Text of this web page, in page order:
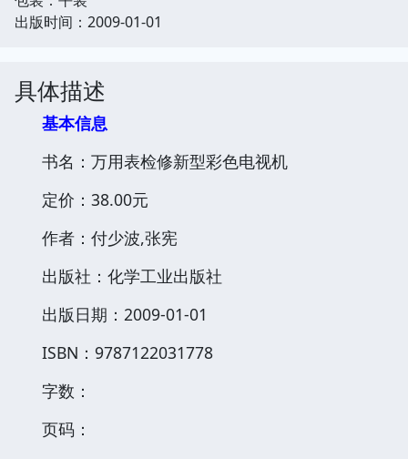
出版时间：2009-01-01
具体描述
基本信息
书名：万用表检修新型彩色电视机
定价：38.00元
作者：付少波,张宪
出版社：化学工业出版社
出版日期：2009-01-01
ISBN：9787122031778
字数：
页码：